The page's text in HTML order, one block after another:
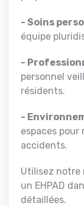
- Soins
équipe
-
personnel
résidents.
-
espaces
accidents.
Utilisez notre
un EHPAD
détaillées.